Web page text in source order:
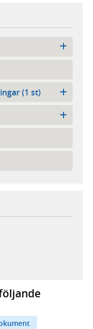
(1 st)
webbplats,
webbplats,